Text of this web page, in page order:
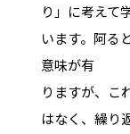
り」に考えて
います。阿る
意味が有
りますが、こ
はなく、繰り